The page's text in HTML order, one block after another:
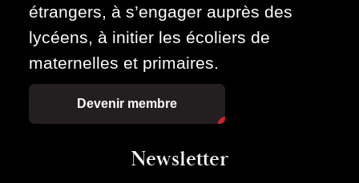
étrangers, à s’engager auprès des
lycéens, à initier les écoliers de
maternelles et primaires.
Devenir membre
Newsletter